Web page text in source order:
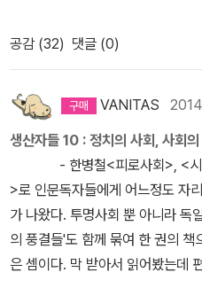
쉽게 바뀌기 어려웠다. 일본의 경
군함의 위용 앞에서 바로 승복할
명이 간명하다. 이런 책들을 계속
제다...
'지식민주주의'란 말은 한국 민주
만하다. 더불어 민주주의의 새로
17). 경제전문가라도 누구라도 할
다. '저성장, 인구 마이너스, 기술
지가 맞물려 진행되는 한국의 일
고 있고, 내일 무엇이 새롭게 오고
다른 고민을 시작해야 한다. <일의
제적 관점에서 제대로 분석한 책
미래의 직업을 예측하거나, 실업,
는 국민인가, 시민인가'를 줄여 말
망과 자조의 한숨으로 고스란히
송호근은 한 칼럼에서 “우리는 아
한국사회를 진단했다. 근대 시민사
어선 국민국가. 모든 것이 ‘국민’
시민은 국가에 복무하는 ‘국민’으
교수는 2015년의 들머리에 선보
해, 우리가 무엇보다도 ‘시민’ ‘시
조한다. 불신, 격돌, 위험 사회의
다 안전하고 합리적인 사회를 만
탄한 시민사회의 건설이다. 시민
공감 (32) 댓글 (0)
VANITAS
생산자들 10 : 정치의 사회, 사회의
- 한병철<피로사회>, <시간
>로 인문독자들에게 어느정도 자
가 나왔다. 투명사회 뿐 아니라 독
의 풍결들'도 함께 묶여 한 권의
은 셈이다. 막 받아서 읽어봤는데